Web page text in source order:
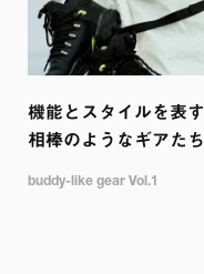
機能とスタイルを表す
相棒のようなギアたち
buddy-like gear Vol.1